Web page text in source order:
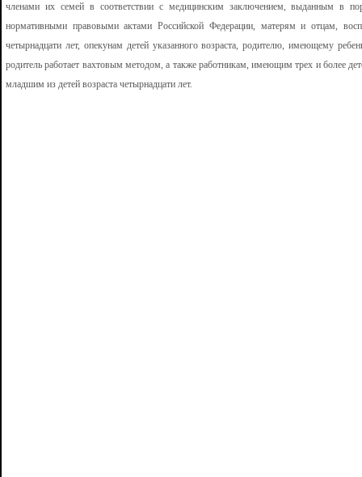
членами их семей в соответствии с медицинским заключением, выданным в
нормативными правовыми актами Российской Федерации, матерям и отцам,
четырнадцати лет, опекунам детей указанного возраста, родителю, имеющему
родитель работает вахтовым методом, а также работникам, имеющим трех и более
младшим из детей возраста четырнадцати лет.